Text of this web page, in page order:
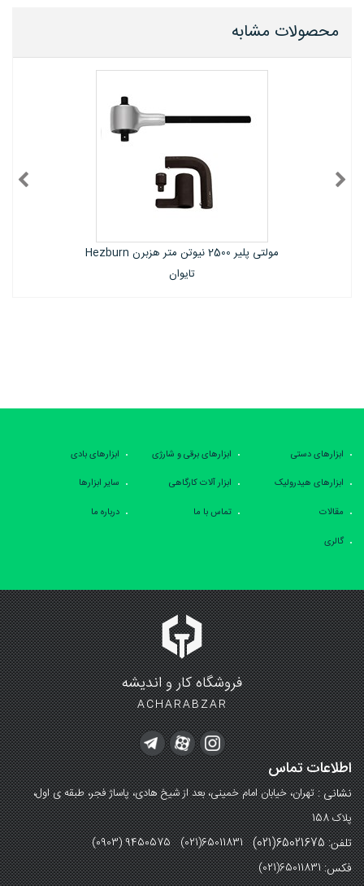
محصولات مشابه
مولتی پلیر 2500 نیوتن متر هزبرن Hezburn
ابزارهای دستی ابزارهای برقی و شارژی
ابزارهای بادی
ابزارهای هیدرولیک
ابزار آلات کارگاهی
سایر ابزارها
مقالات
تماس با ما
درباره ما
گالری
فروشگاه کار و اندیشه
ACHARABZAR
اطلاعات تماس
نشانی :تهران، خیابان امام خمینی، بعد از شیخ هادی، پاساژ فجر، طبقه ی اول،
پلاک 158
تلفن: 65021675(021) (0903) 9450575 (021)65011831
فکس:(021)65011831